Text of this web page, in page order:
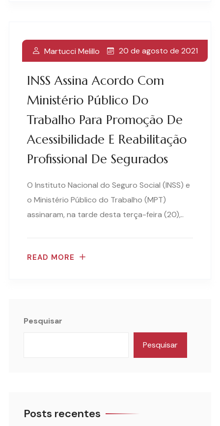
INSS Assina Acordo Com
Ministério Público Do
Trabalho Para Promoção De
Acessibilidade E Reabilitação
Profissional De Segurados
Martucci Melillo 20 de agosto de 2021
O Instituto Nacional do Seguro Social (INSS) e
o Ministério Público do Trabalho (MPT)
assinaram, na tarde desta terça-feira (20),..
READ MORE
Pesquisar
Pesquisar
Posts recentes